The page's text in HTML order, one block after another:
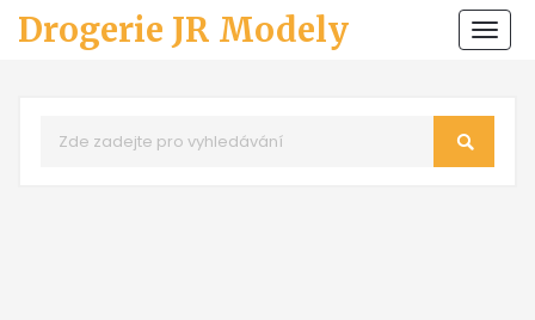
Drogerie JR Modely